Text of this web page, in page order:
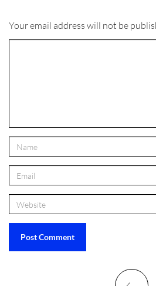
Your email address will not be